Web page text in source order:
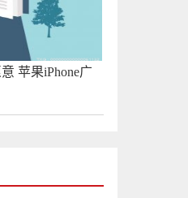
苹果iPhone广